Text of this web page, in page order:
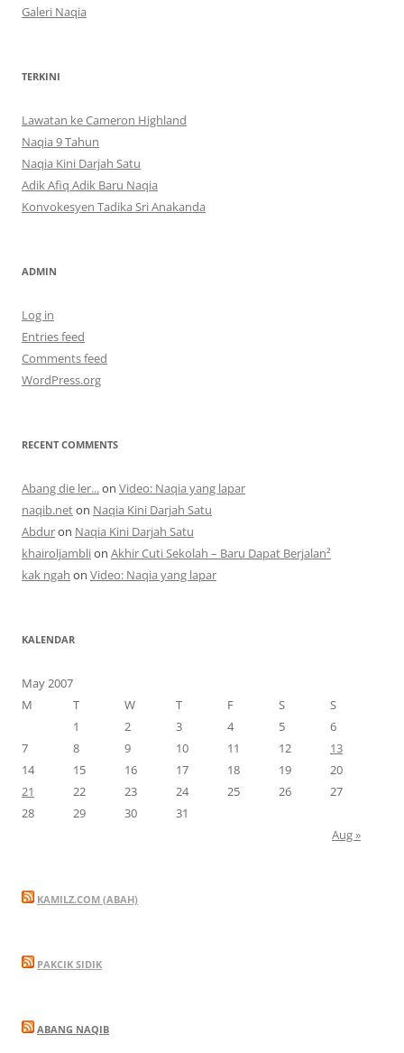
Galeri Naqia
TERKINI
Lawatan ke Cameron Highland
Naqia 9 Tahun
Naqia Kini Darjah Satu
Adik Afiq Adik Baru Naqia
Konvokesyen Tadika Sri Anakanda
ADMIN
Log in
Entries feed
Comments feed
WordPress.org
RECENT COMMENTS
Abang die ler...on Video: Naqia yang lapar
naqib.neton Naqia Kini Darjah Satu
Abduron Naqia Kini Darjah Satu
khairoljamblion Akhir Cuti Sekolah – Baru Dapat Berjalan²
kak ngah on Video: Naqia yang lapar
KALENDAR
May 2007
M
T W T F S
S
1
2 3 4 5
6
7
8 9 10 11 12
13
14
15 16 17 18 19
20
21
22 23 24 25 26
27
28
29 30
31
Aug »
KAMILZ.COM (ABAH)
PAKCIK SIDIK
ABANG NAQIB